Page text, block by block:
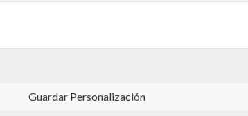
Guardar Personalización